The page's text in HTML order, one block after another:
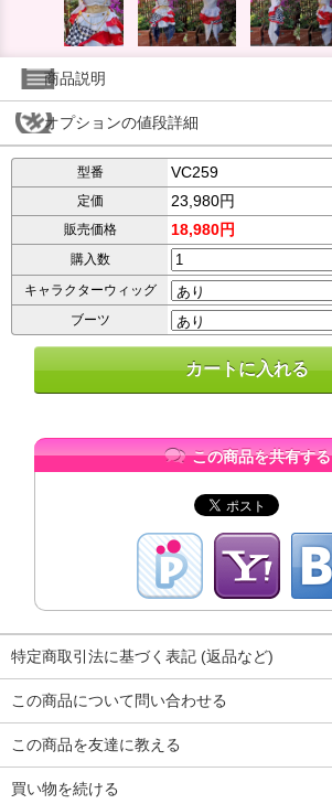
商品説明
オプションの値段詳細
型番 VC259
定価 23,980円
販売価格 18,980円
購入数
キャラクターウィッグ
ブーツ
この商品を共有する
特定商取引法に基づく表記 (返品など)
この商品について問い合わせる
この商品を友達に教える
買い物を続ける